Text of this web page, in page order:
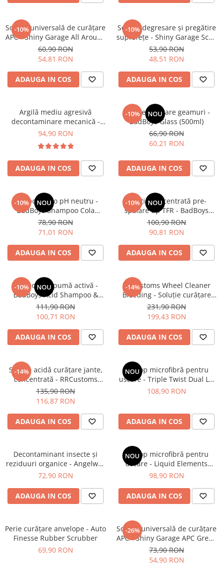
Jante şi Anvelope
Compartiment Motor
Paint Protection Film (PPF)
Oferte Speciale
Detailing Outlet
Distinct Lifestyle
Acreditări & Training
-10%
Soluție universală de curățare
APC - Shiny Garage All Around
APC (1L)
60,90 RON
54,81 RON
ADAUGA IN COS
-10%
Soluție degresare şi pregătire
suprafeţe - Shiny Garage Scan
Inspection (500ml)
53,90 RON
48,51 RON
ADAUGA IN COS
Argilă mediu agresivă
decontaminare mecanică -
Tornador® Shine Blue (200gr)
94,90 RON
ADAUGA IN COS
-10% NOU
Soluție curățare geamuri -
BadBoys Glass (500ml)
66,90 RON
60,21 RON
ADAUGA IN COS
-10% NOU
Şampon auto pH neutru -
BadBoys Shampoo Cola
(500ml)
78,90 RON
71,01 RON
ADAUGA IN COS
-10% NOU
Soluție concentrată pre-
spălare tip TFR - BadBoys
Traffic Film Remover TFR (1L)
100,90 RON
90,81 RON
ADAUGA IN COS
-10% NOU
Şampon şi spumă activă -
BadBoys Acid Shampoo &
Foam (1L)
111,90 RON
100,71 RON
ADAUGA IN COS
-14%
RRCustoms Wheel Cleaner
Bleeding - Soluție curățare
jante cu indicator de reacție
(5L)
231,90 RON
199,43 RON
ADAUGA IN COS
-14%
Soluție acidă curăţare jante,
concentrată - RRCustoms
Wheel Cleaner Acid (5L)
135,90 RON
116,87 RON
ADAUGA IN COS
NOU
Prosop microfibră pentru
uscare - Triple Twist Dual LG
Drying Towel - Mammoth
108,90 RON
ADAUGA IN COS
Decontaminant insecte și
reziduuri organice - Angelwax
Revenge (500ml)
72,90 RON
ADAUGA IN COS
NOU
Prosop microfibră pentru
uscare - Liquid Elements
Black Hole XL Blue
98,90 RON
ADAUGA IN COS
Perie curățare anvelope - Auto
Finesse Rubber Scrubber
69,90 RON
-26%
Soluție universală de curățare
APC - Shiny Garage APC Green
(1L)
73,90 RON
54,90 RON